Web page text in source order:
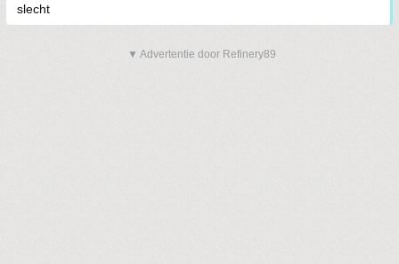
slecht
▼ Advertentie door Refinery89